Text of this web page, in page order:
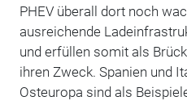
PHEV überall dort noch
ausreichende
und erfüllen somit als
ihren Zweck. Spanien und
Osteuropa sind als